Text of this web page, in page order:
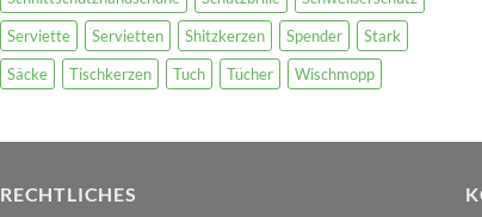
Serviette
Servietten Shitzkerzen Spender
Stark
Säcke
Tischkerzen Tuch Tücher Wischmopp
RECHTLICHES